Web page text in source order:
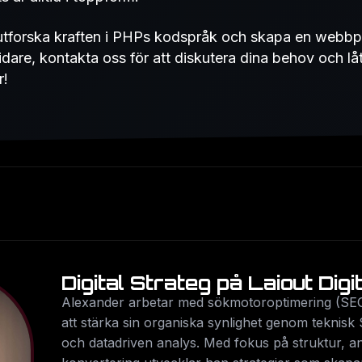
kraften i PHPs kodspråk och skapa en
kontakta oss för att diskutera dina behov och
Digital Strateg på Laiout
Alexander arbetar med sökmotoroptimering
att stärka sin organiska synlighet genom teknisk
och datadriven analys. Med fokus på struktur,